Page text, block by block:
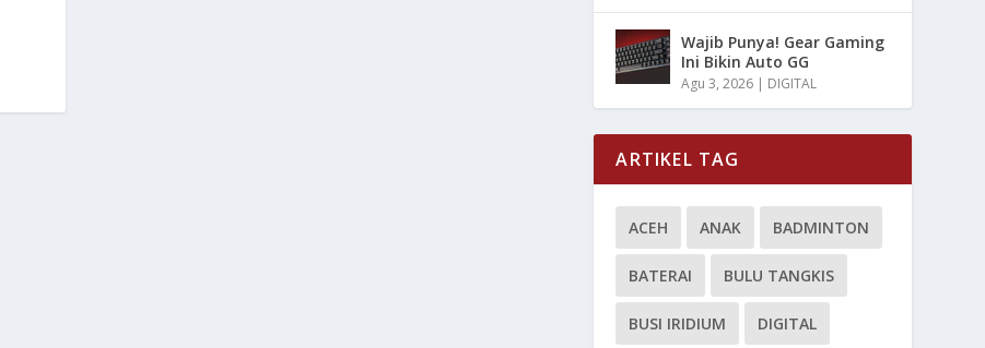
Wajib Punya! Gear Gaming
Ini Bikin Auto GG
Agu 3, 2026 | DIGITAL
ARTIKEL TAG
ACEH ANAK BADMINTON
BATERAI BULU TANGKIS
BUSI IRIDIUM DIGITAL